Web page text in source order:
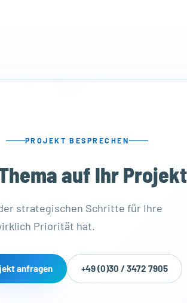
PROJEKT BESPRECHEN
auf Ihr
strategischen Schritte für Ihre
Priorität hat.
anfragen +49 (0)30 / 3472 7905